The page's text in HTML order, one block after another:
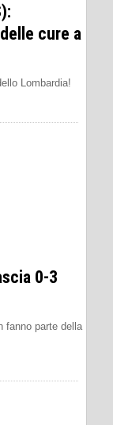
cure a
Lombardia!
0-3
fanno parte della